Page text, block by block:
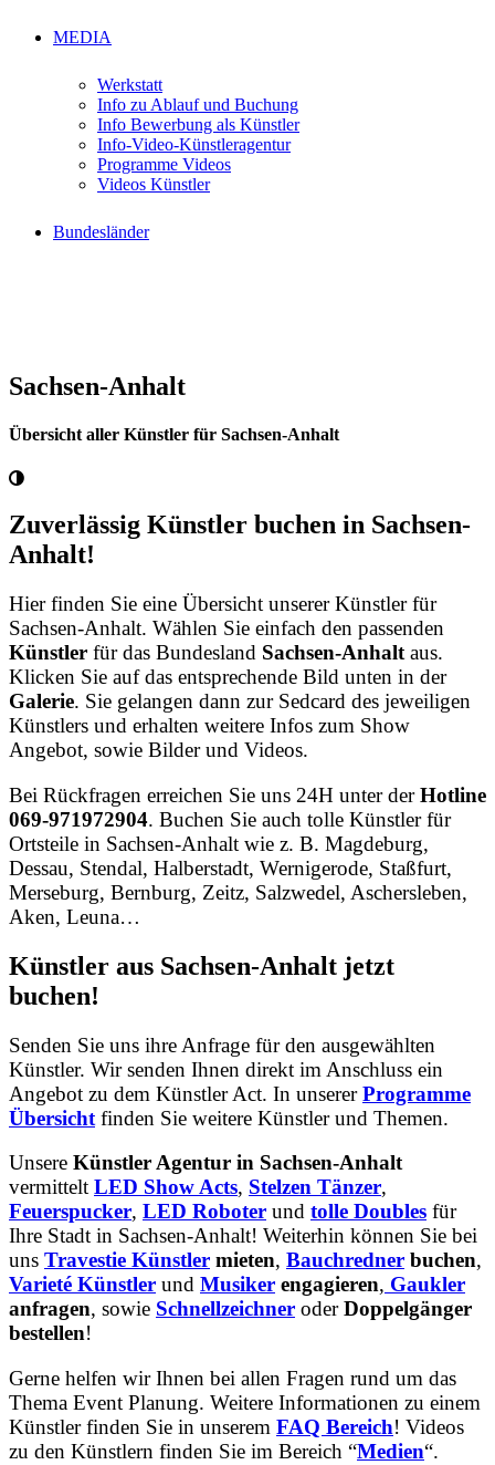
MEDIA
Werkstatt
Info zu Ablauf und Buchung
Info Bewerbung als Künstler
Info-Video-Künstleragentur
Programme Videos
Videos Künstler
Bundesländer
Sachsen-Anhalt
Übersicht aller Künstler für Sachsen-Anhalt
Zuverlässig Künstler buchen in Sachsen-
Anhalt!
Hier finden Sie eine Übersicht unserer Künstler für
Sachsen-Anhalt. Wählen Sie einfach den passenden
Künstler für das Bundesland Sachsen-Anhaltaus.
Klicken Sie auf das entsprechende Bild unten in der
Galerie. Sie gelangen dann zur Sedcard des jeweiligen
Künstlers und erhalten weitere Infos zum Show
Angebot, sowie Bilder und Videos.
Bei Rückfragen erreichen Sie uns 24H unter derHotline
069-971972904. Buchen Sie auch tolle Künstler für
Ortsteile in Sachsen-Anhalt wie z. B. Magdeburg,
Dessau, Stendal, Halberstadt, Wernigerode, Staßfurt,
Merseburg, Bernburg, Zeitz, Salzwedel, Aschersleben,
Aken, Leuna…
Künstler aus Sachsen-Anhalt jetzt
buchen!
Senden Sie uns ihre Anfrage für den ausgewählten
Künstler. Wir senden Ihnen direkt im Anschluss ein
Angebot zu dem Künstler Act. In unsererProgramme
Übersicht finden Sie weitere Künstler und Themen.
Unsere Künstler Agentur in Sachsen-Anhalt
vermittelt LED Show Acts, Stelzen Tänzer,
Feuerspucker, LED Roboter und tolle Doubles für
Ihre Stadt in Sachsen-Anhalt! Weiterhin können Sie bei
uns Travestie Künstler mieten, Bauchredner buchen,
Varieté Künstler und Musiker engagieren, Gaukler
anfragen, sowie Schnellzeichner oderDoppelgänger
bestellen!
Gerne helfen wir Ihnen bei allen Fragen rund um das
Thema Event Planung. Weitere Informationen zu einem
Künstler finden Sie in unserem FAQ Bereich! Videos
zu den Künstlern finden Sie im Bereich “Medien“.